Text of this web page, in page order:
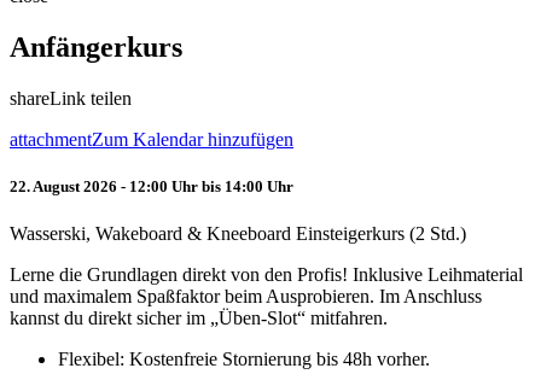
Anfängerkurs
shareLink teilen
attachmentZum Kalendar hinzufügen
22. August 2026 - 12:00 Uhr bis 14:00 Uhr
Wasserski, Wakeboard & Kneeboard Einsteigerkurs (2 Std.)
Lerne die Grundlagen direkt von den Profis! Inklusive Leihmaterial
und maximalem Spaßfaktor beim Ausprobieren. Im Anschluss
kannst du direkt sicher im „Üben-Slot“ mitfahren.
Flexibel: Kostenfreie Stornierung bis 48h vorher.